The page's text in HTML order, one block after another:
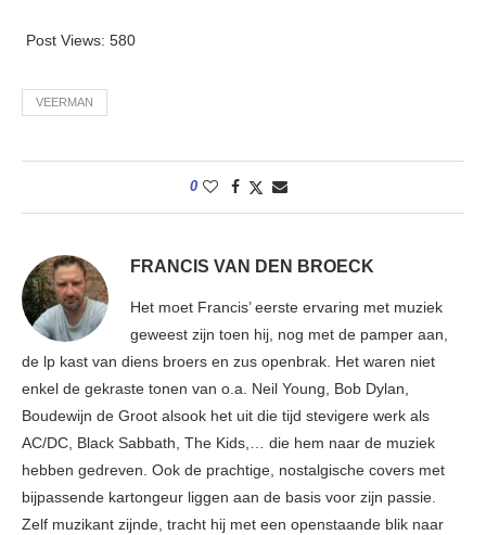
Post Views: 580
VEERMAN
0
FRANCIS VAN DEN BROECK
Het moet Francis’ eerste ervaring met muziek
geweest zijn toen hij, nog met de pamper aan,
de lp kast van diens broers en zus openbrak. Het waren niet
enkel de gekraste tonen van o.a. Neil Young, Bob Dylan,
Boudewijn de Groot alsook het uit die tijd stevigere werk als
AC/DC, Black Sabbath, The Kids,… die hem naar de muziek
hebben gedreven. Ook de prachtige, nostalgische covers met
bijpassende kartongeur liggen aan de basis voor zijn passie.
Zelf muzikant zijnde, tracht hij met een openstaande blik naar